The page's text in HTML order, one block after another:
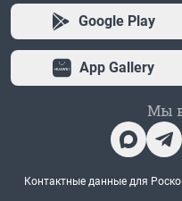
Google Play
App Gallery
Мы в
Контактные данные для